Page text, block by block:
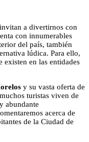
a divertirnos con
con innumerables
del país, también
lúdica. Para ello,
existen en las entidades
y su vasta oferta de
turistas viven de
abundante
acerca de
de la Ciudad de